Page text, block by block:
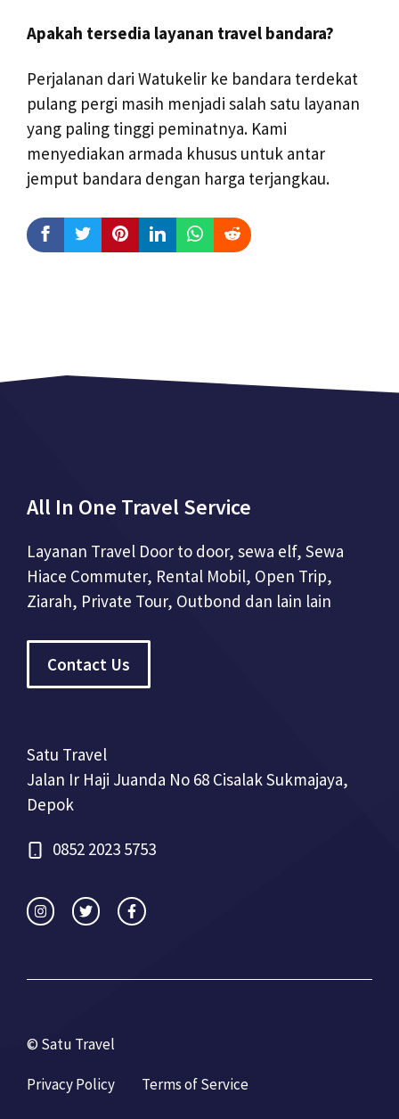
Apakah tersedia layanan travel bandara?
Perjalanan dari Watukelir ke bandara terdekat
pulang pergi masih menjadi salah satu layanan
yang paling tinggi peminatnya. Kami
menyediakan armada khusus untuk antar
jemput bandara dengan harga terjangkau.
All In One Travel Service
Layanan Travel Door to door, sewa elf, Sewa
Hiace Commuter, Rental Mobil, Open Trip,
Ziarah, Private Tour, Outbond dan lain lain
Contact Us
Satu Travel
Jalan Ir Haji Juanda No 68 Cisalak Sukmajaya,
Depok
0852 2023 5753
© Satu Travel
Privacy Policy Terms of Service